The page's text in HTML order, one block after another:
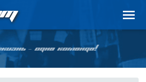
– ОДНА КОМАНДА!